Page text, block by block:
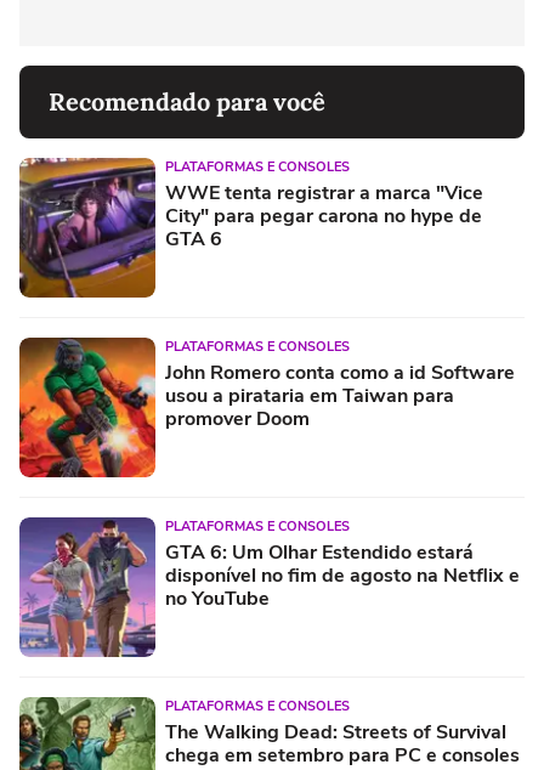
Recomendado para você
PLATAFORMAS E CONSOLES
WWE tenta registrar a marca "Vice
City" para pegar carona no hype de
GTA 6
PLATAFORMAS E CONSOLES
John Romero conta como a id Software
usou a pirataria em Taiwan para
promover Doom
PLATAFORMAS E CONSOLES
GTA 6: Um Olhar Estendido estará
disponível no fim de agosto na Netflix e
no YouTube
PLATAFORMAS E CONSOLES
The Walking Dead: Streets of Survival
chega em setembro para PC e consoles